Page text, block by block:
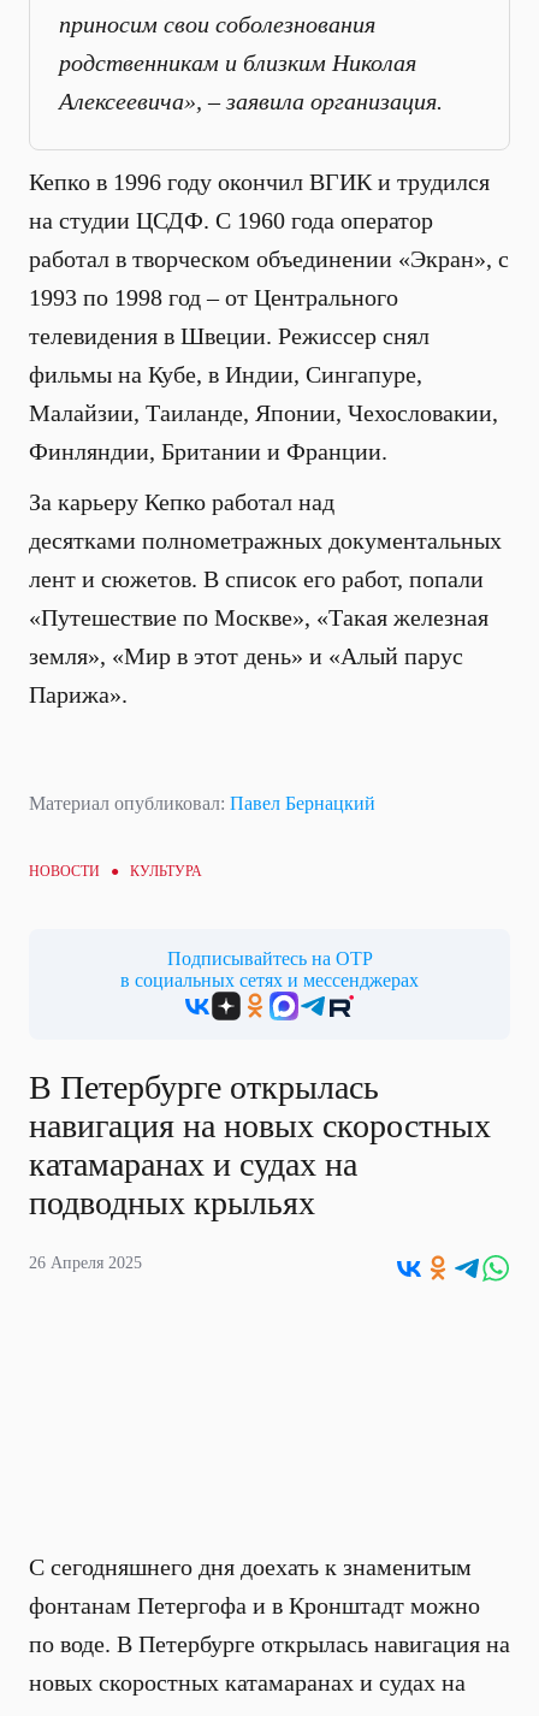
приносим свои соболезнования
родственникам и близким Николая
Алексеевича», – заявила организация.
Кепко в 1996 году окончил ВГИК и трудился
на студии ЦСДФ. С 1960 года оператор
работал в творческом объединении «Экран», с
1993 по 1998 год – от Центрального
телевидения в Швеции. Режиссер снял
фильмы на Кубе, в Индии, Сингапуре,
Малайзии, Таиланде, Японии, Чехословакии,
Финляндии, Британии и Франции.
За карьеру Кепко работал над
десятками полнометражных документальных
лент и сюжетов. В список его работ, попали
«Путешествие по Москве», «Такая железная
земля», «Мир в этот день» и «Алый парус
Парижа».
Материал опубликовал: Павел Бернацкий
НОВОСТИ ● КУЛЬТУРА
Подписывайтесь на ОТР
в социальных сетях и мессенджерах
В Петербурге открылась
навигация на новых скоростных
катамаранах и судах на
подводных крыльях
26 Апреля 2025
С сегодняшнего дня доехать к знаменитым
фонтанам Петергофа и в Кронштадт можно
по воде. В Петербурге открылась навигация на
новых скоростных катамаранах и судах на